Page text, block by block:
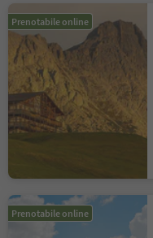
Prenotabile online
Prenotabile online